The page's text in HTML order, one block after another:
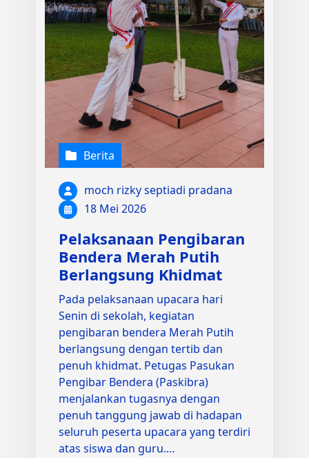
Berita
moch rizky septiadi pradana
18 Mei 2026
Pelaksanaan Pengibaran
Bendera Merah Putih
Berlangsung Khidmat
Pada pelaksanaan upacara hari
Senin di sekolah, kegiatan
pengibaran bendera Merah Putih
berlangsung dengan tertib dan
penuh khidmat. Petugas Pasukan
Pengibar Bendera (Paskibra)
menjalankan tugasnya dengan
penuh tanggung jawab di hadapan
seluruh peserta upacara yang terdiri
atas siswa dan guru.…